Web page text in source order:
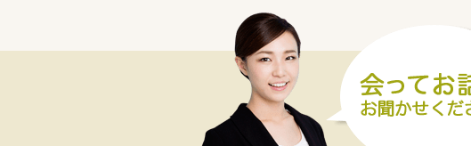
【こんな方にオススメ】
■豊かな自然に囲まれた環境で、ワークラ
■精神科領域に興味があり、患者様一人ひ
■家賃負担を抑えて貯金を増やしたい方や
【やりがい/おすすめポイント】
■日本最東端の地で働くという特別な経験
■冬の積雪量が道内の他地域と比べて少な